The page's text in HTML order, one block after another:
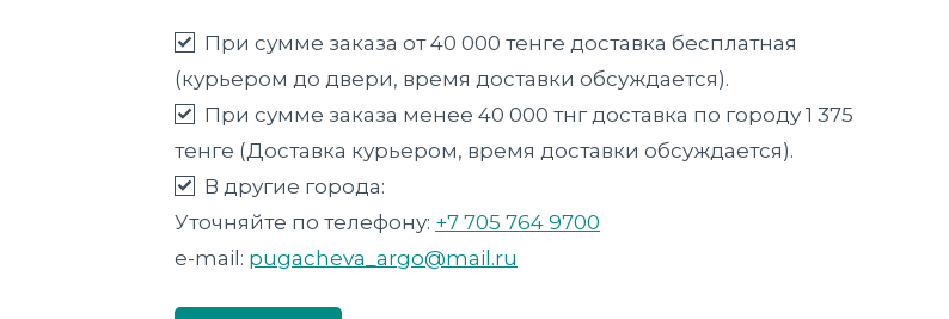
«Лифтинг-
Эффект»
При сумме заказа от 40 000 тенге доставка бесплатная
(курьером до двери, время доставки обсуждается).
При сумме заказа менее 40 000 тнг доставка по городу 1 375
тенге (Доставка курьером, время доставки обсуждается).
В другие города:
Уточняйте по телефону: +7 705 764 9700
e-mail: pugacheva_argo@mail.ru